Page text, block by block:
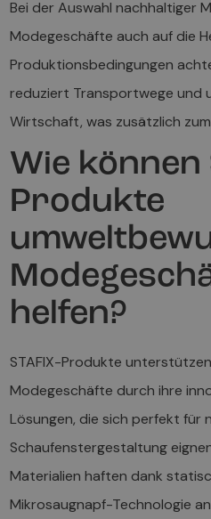
Bei der Auswahl nachhaltiger
Modegeschäfte auch auf die
Produktionsbedingungen
reduziert Transportwege und
Wirtschaft, was zusätzlich
Wie können
Produkte
helfen?
STAFIX-Produkte
Modegeschäfte durch ihre
Lösungen, die sich perfekt für
Schaufenstergestaltung
Materialien haften dank
Mikrosaugnapf-Technologie